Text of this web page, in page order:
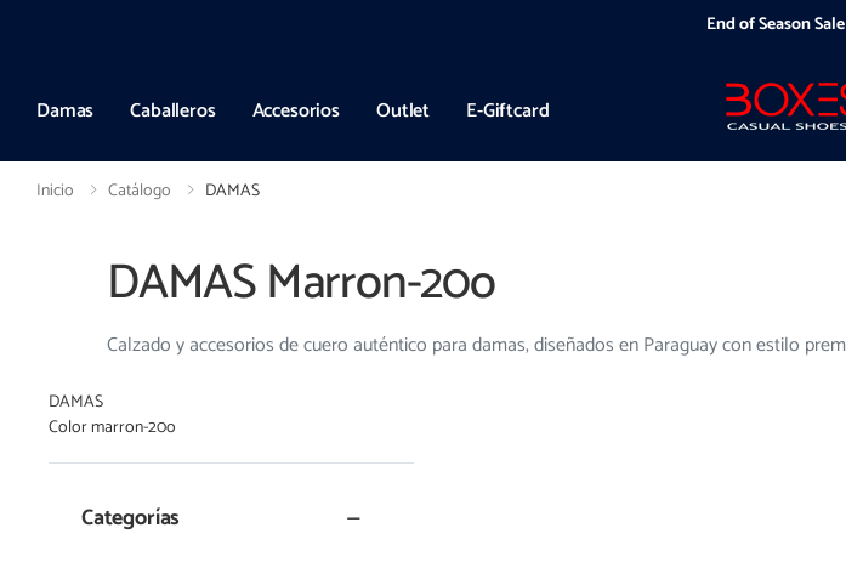
End of Season
Damas Caballeros Accesorios Outlet E-Giftcard
Inicio Catálogo DAMAS
DAMAS Marron-20o
Calzado y accesorios de cuero auténtico para damas, diseñados en Paraguay con estilo
DAMAS
Color marron-20o
Categorías